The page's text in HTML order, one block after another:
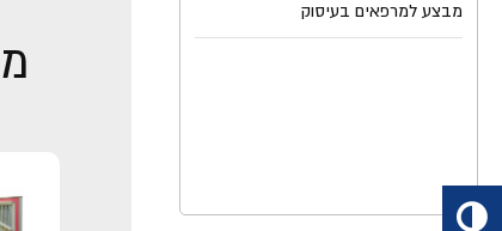
מבצע למרפאים בעיסוק